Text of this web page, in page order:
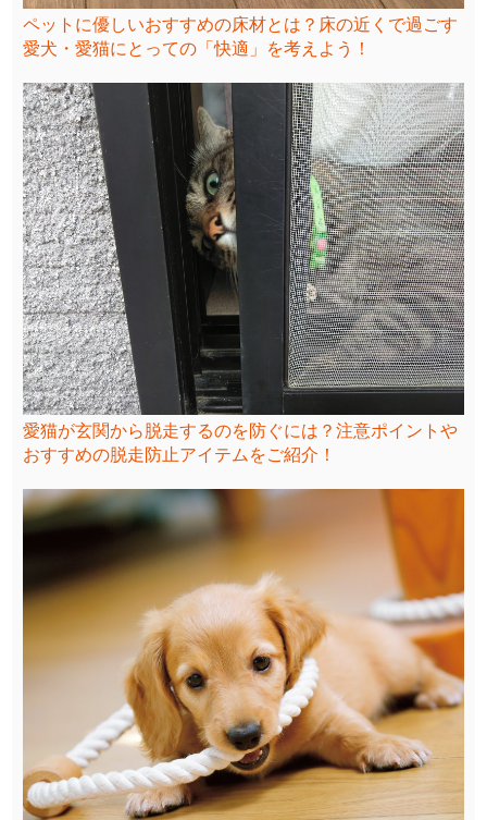
ペットに優しいおすすめの床材とは？床の近くで過ごす
愛犬・愛猫にとっての「快適」を考えよう！
愛猫が玄関から脱走するのを防ぐには？注意ポイントや
おすすめの脱走防止アイテムをご紹介！